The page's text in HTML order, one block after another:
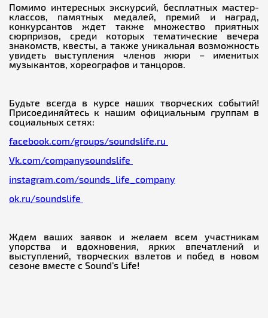
Помимо интересных экскурсий, бесплатных мастер-
классов, памятных медалей, премий и наград,
конкурсантов ждет также множество приятных
сюрпризов, среди которых тематические вечера
знакомств, квесты, а также уникальная возможность
увидеть выступления членов жюри – именитых
музыкантов, хореографов и танцоров.
Будьте всегда в курсе наших творческих событий!
Присоединяйтесь к нашим официальным группам в
социальных сетях:
facebook.com/groups/soundslife.ru
Vk.com/companysoundslife
instagram.com/sounds_life_company
ok.ru/soundslife
Ждем ваших заявок и желаем всем участникам
упорства и вдохновения, ярких впечатлений и
выступлений, творческих взлетов и побед в новом
сезоне вместе с Sound’s Life!